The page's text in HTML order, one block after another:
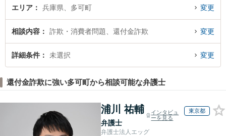
実績豊富な近くの弁護士を検索したい』『初回相談無料で還付金詐欺を法律相
エリア 兵庫県、多可町 変更
相談内容 詐欺・消費者問題、還付金詐欺 変更
詳細条件 未選択 変更
還付金詐欺に強い多可町から相談可能な弁護士
浦川 祐輔
弁護士
インタビュ
ーを見る
東京都
弁護士法人エッグ